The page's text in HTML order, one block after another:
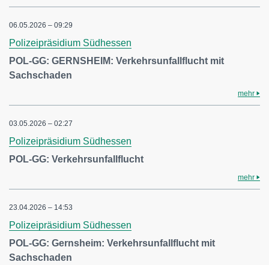
06.05.2026 – 09:29
Polizeipräsidium Südhessen
POL-GG: GERNSHEIM: Verkehrsunfallflucht mit
Sachschaden
mehr
03.05.2026 – 02:27
Polizeipräsidium Südhessen
POL-GG: Verkehrsunfallflucht
mehr
23.04.2026 – 14:53
Polizeipräsidium Südhessen
POL-GG: Gernsheim: Verkehrsunfallflucht mit
Sachschaden